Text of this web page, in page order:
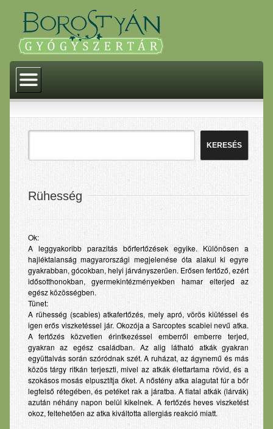
Akciók
Gyógyszerek
Gyógyászati segédeszközök
Dermokozmetikumok
Babaápolási termékek
Lexikon
Betegségek
Gyógyszerinfo
Kérdezzen
Rühesség
Ok:
A leggyakoribb parazitás bőrfertőzések egyike. Különösen a
hajléktalanság magyarországi megjelenése óta alakul ki egyre
gyakrabban, gócokban, helyi járványszerűen. Erősen fertőző, ezért
idősotthonokban, gyermekintézményekben hamar elterjed az
egész közösségben.
Tünet:
A rühesség (scabies) atkafertőzés, mely apró, vörös kiütéssel és
igen erős viszketéssel jár. Okozója a Sarcoptes scabiei nevű atka.
A fertőzés közvetlen érintkezéssel emberről emberre terjed,
gyakran az egész családban. Az alig látható atkák gyakran
együttalvás során szóródnak szét. A ruházat, az ágynemű és más
közös tárgy ritkán terjeszti, mivel az atkák élettartama rövid, és a
szokásos mosás elpusztítja őket. A nőstény atka alagutat fúr a bőr
legfelső rétegében, és petéket rak a járatba. A fiatal atkák (lárvák)
azután néhány napon belül kikelnek. A fertőzés heves viszketést
okoz, feltehetően az atka kiváltotta allergiás reakció miatt.